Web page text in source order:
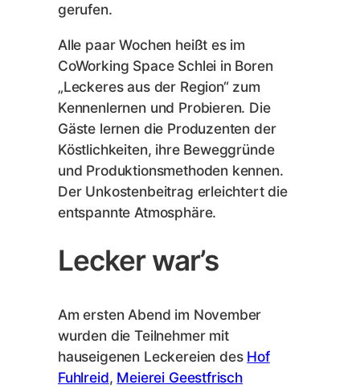
gerufen.
Alle paar Wochen heißt es im
CoWorking Space Schlei in Boren
„Leckeres aus der Region“ zum
Kennenlernen und Probieren. Die
Gäste lernen die Produzenten der
Köstlichkeiten, ihre Beweggründe
und Produktionsmethoden kennen.
Der Unkostenbeitrag erleichtert die
entspannte Atmosphäre.
Lecker war’s
Am ersten Abend im November
wurden die Teilnehmer mit
hauseigenen Leckereien des Hof
Fuhlreid, Meierei Geestfrisch